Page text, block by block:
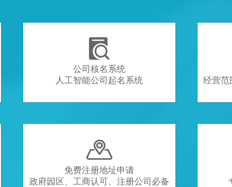

公司核名系统
人工智能公司起名系统
经营范

免费注册地址申请
政府园区、工商认可、注册公司必备